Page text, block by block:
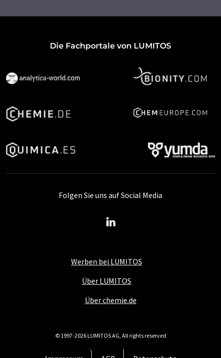
Die Fachportale von LUMITOS
Werben bei LUMITOS
Über LUMITOS
Über chemie.de
Folgen Sie uns auf Social Media
© 1997-2026 LUMITOS AG, All rights reserved